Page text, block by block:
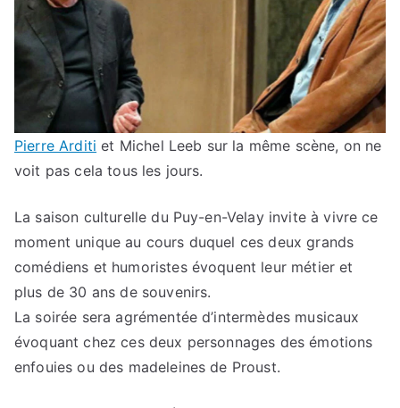
Pierre Arditi et Michel Leeb sur la même scène, on ne
voit pas cela tous les jours.
La saison culturelle du Puy-en-Velay invite à vivre ce
moment unique au cours duquel ces deux grands
comédiens et humoristes évoquent leur métier et
plus de 30 ans de souvenirs.
La soirée sera agrémentée d’intermèdes musicaux
évoquant chez ces deux personnages des émotions
enfouies ou des madeleines de Proust.